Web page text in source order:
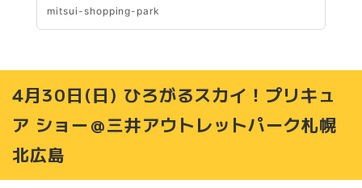
mitsui-shopping-park
4月30日(日) ひろがるスカイ！プリキュ
ア ショー＠三井アウトレットパーク札幌
北広島